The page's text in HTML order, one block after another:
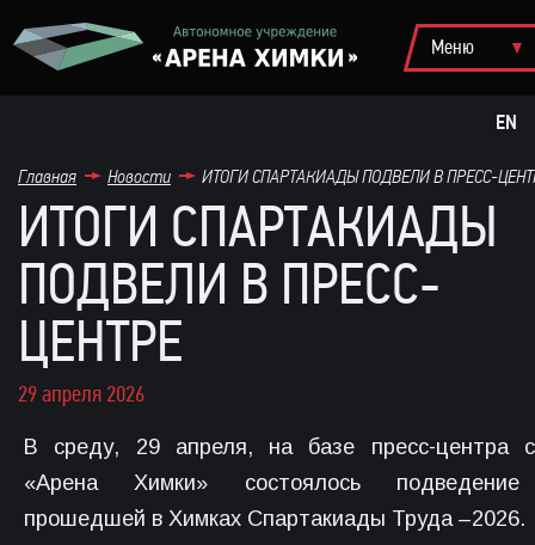
EN
Главная Новости ИТОГИ СПАРТАКИАДЫ ПОДВЕЛИ В ПРЕСС-
ИТОГИ СПАРТАКИАДЫ
ПОДВЕЛИ В ПРЕСС-
ЦЕНТРЕ
29 апреля 2026
В среду, 29 апреля, на базе пресс-центра
«Арена Химки» состоялось подведение
прошедшей в Химках Спартакиады Труда –2026.